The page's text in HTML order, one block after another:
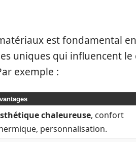
est fondamental
uniques qui influencent
exemple :
chaleureuse, confort
personnalisation.